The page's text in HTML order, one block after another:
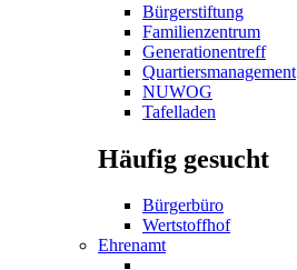
Bürgerstiftung
Familienzentrum
Generationentreff
Quartiersmanagement
NUWOG
Tafelladen
Häufig gesucht
Bürgerbüro
Wertstoffhof
Ehrenamt